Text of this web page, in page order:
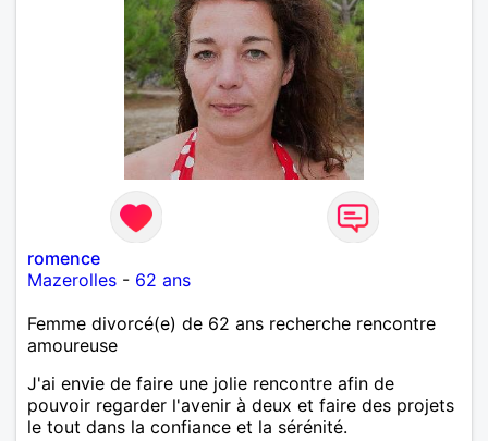
romence
Mazerolles - 62 ans
Femme divorcé(e) de 62 ans recherche rencontre
amoureuse
J'ai envie de faire une jolie rencontre afin de
pouvoir regarder l'avenir à deux et faire des projets
le tout dans la confiance et la sérénité.